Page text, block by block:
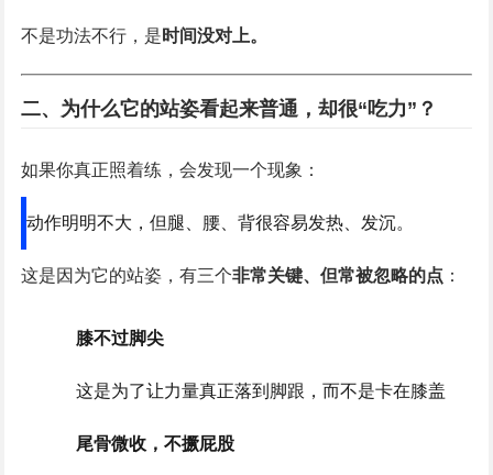
不是功法不行，是 时间没对上。
二、为什么它的站姿看起来普通，却很“吃力”？
如果你真正照着练，会发现一个现象：
动作明明不大，但腿、腰、背很容易发热、发沉。
这是因为它的站姿，有三个非常关键、但常被忽略的点 ：
膝不过脚尖
这是为了让力量真正落到脚跟，而不是卡在膝盖
尾骨微收，不撅屁股